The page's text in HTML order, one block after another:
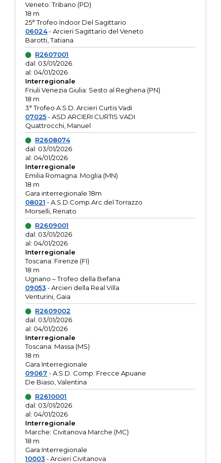
Veneto: Tribano (PD)
18 m
25° Trofeo Indoor Del Sagittario
06024- Arcieri Sagittario del Veneto
Barotti, Tatiana
R2607001
dal: 03/01/2026
al: 04/01/2026
Interregionale
Friuli Venezia Giulia: Sesto al Reghena (PN)
18 m
3° Trofeo A.S.D. Arcieri Curtis Vadi
07025- ASD ARCIERI CURTIS VADI
Quattrocchi, Manuel
R2608074
dal: 03/01/2026
al: 04/01/2026
Interregionale
Emilia Romagna: Moglia (MN)
18 m
Gara interregionale 18m
08021 - A.S.D.Comp.Arc.del Torrazzo
Morselli, Renato
R2609001
dal: 03/01/2026
al: 04/01/2026
Interregionale
Toscana: Firenze (FI)
18 m
Ugnano – Trofeo della Befana
09053- Arcieri della Real Villa
Venturini, Gaia
R2609002
dal: 03/01/2026
al: 04/01/2026
Interregionale
Toscana: Massa (MS)
18 m
Gara Interregionale
09067 - A.S.D. Comp. Frecce Apuane
De Biaso, Valentina
R2610001
dal: 03/01/2026
al: 04/01/2026
Interregionale
Marche: Civitanova Marche (MC)
18 m
Gara Interregionale
10003- Arcieri Civitanova